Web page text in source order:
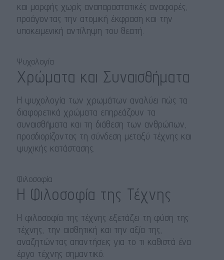
και μορφής χωρίς αναπαραστατικές αναφορές,
προάγοντας την ατομική έκφραση και την
υποκειμενική αντίληψη του θεατή.
Ψυχολογία
Χρώματα και Συναισθήματα
Η ψυχολογία των χρωμάτων αναλύει πώς τα
διαφορετικά χρώματα επηρεάζουν τα
συναισθήματα και τη διάθεση των ανθρώπων,
προσδιορίζοντας τη σύνδεση μεταξύ τέχνης και
ψυχικής κατάστασης.
Φιλοσοφία
Η Φιλοσοφία της Τέχνης
Η φιλοσοφία της τέχνης εξετάζει τη φύση της
τέχνης, την αισθητική και την αξία της,
αναζητώντας απαντήσεις για το τι καθιστά ένα
έργο τέχνης σημαντικό.